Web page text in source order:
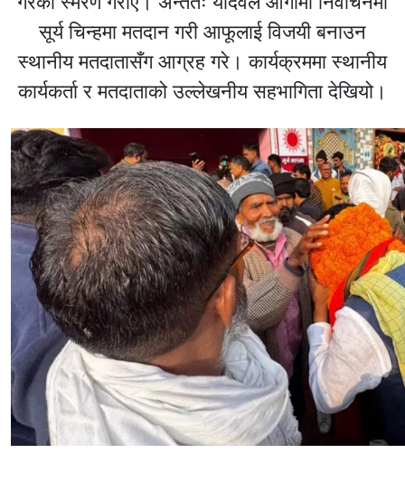
सूर्य चिन्हमा मतदान गरी आफूलाई विजयी बनाउन
स्थानीय मतदातासँग आग्रह गरे। कार्यक्रममा स्थानीय
कार्यकर्ता र मतदाताको उल्लेखनीय सहभागिता देखियो।